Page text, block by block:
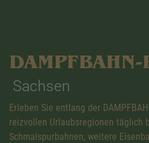
DAMPFBAHN-
Sachsen
Erleben Sie entlang der
reizvollen Urlaubsregionen täglich
Schmalspurbahnen, weitere